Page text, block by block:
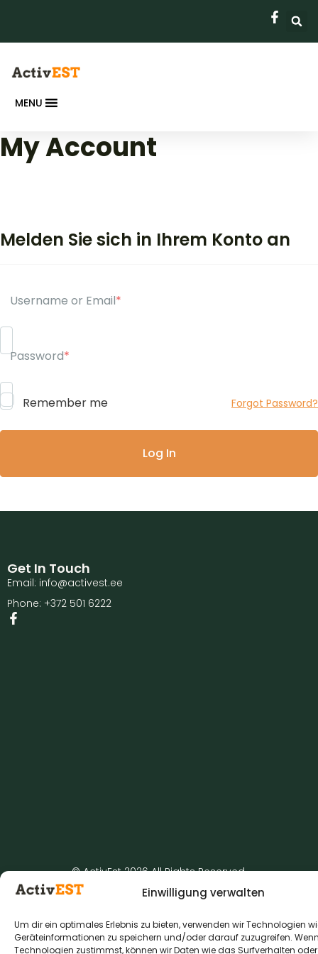
Einwilligung verwalten
Um dir ein optimales Erlebnis zu bieten, verwenden wir Technologien
Geräteinformationen zu speichern und/oder darauf zuzugreifen.
Technologien zustimmst, können wir Daten wie das Surfverhalten
MENU
My Account
Melden Sie sich in Ihrem Konto an
Username or Email*
Password*
Remember me Forgot Password?
Get In Touch
Email: info@activest.ee
Phone: +372 501 6222
© ActivEst 2026 All Rights Reserved.